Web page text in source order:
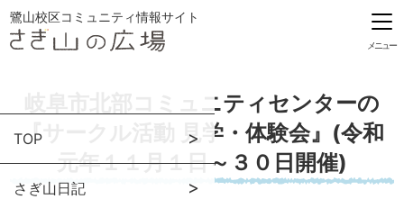
鷺山校区コミュニティ情報サイト
メニュー
TOP
さぎ山日記
岐阜市北部コミュニティセンターの
『サークル活動 見学・体験会』(令和
元年１１月１日～３０日開催)